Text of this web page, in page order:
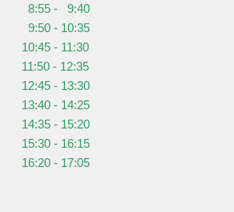
8:55 - 9:40
9:50 - 10:35
10:45 - 11:30
11:50 - 12:35
12:45 - 13:30
13:40 - 14:25
14:35 - 15:20
15:30 - 16:15
16:20 - 17:05